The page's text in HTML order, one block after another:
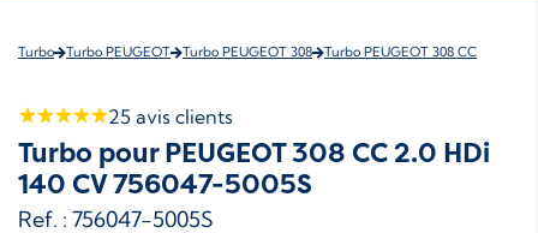
Turbo Turbo PEUGEOT Turbo PEUGEOT 308 Turbo PEUGEOT 308 CC
25 avis clients
Turbo pour PEUGEOT 308 CC 2.0 HDi
140 CV 756047-5005S
Ref. : 756047-5005S